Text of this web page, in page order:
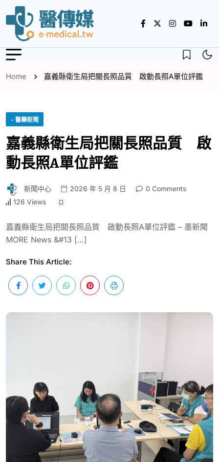
Home 嘉義縣衛生局把關長照品質 啟動長照A單位評鑑
- 醫藥新聞
嘉義縣衛生局把關長照品質 啟
動長照A單位評鑑
新聞中心 2026 年 5 月 8 日
0 Comments
126 Views
嘉義縣衛生局把關長照品質 啟動長照A單位評鑑 – 墨新聞
MORE News &#13 […]
Share This Article: